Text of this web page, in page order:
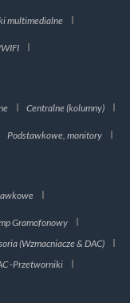
multimedialne
Centralne (kolumny)
Podstawkowe, monitory
Gramofonowy
(Wzmacniacze & DAC)
-Przetworniki